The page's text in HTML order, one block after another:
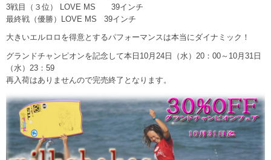
3戦目（３位） LOVE MS 39インチ
最終戦（優勝）LOVE MS 39インチ
大きいエルロロを得意とするパフォーマンスは本当にダイナミック！
グランドチャンピオンを記念して本日10月24日（水）20：00～10月31日
（水）23：59
再入荷はありませんので完売終了となります。